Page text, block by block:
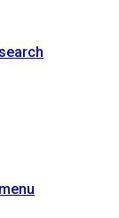
search
menu